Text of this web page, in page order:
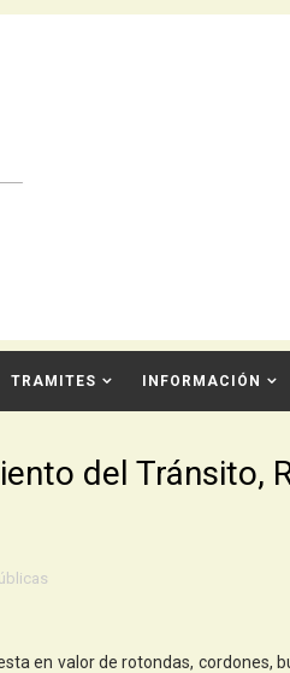
TRAMITES INFORMACIÓN
del Tránsito,
en valor de rotondas, cordones,